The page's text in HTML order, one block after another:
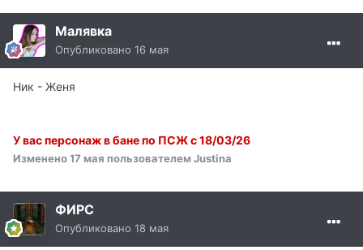
Малявка
Опубликовано 16 мая
Ник - Женя
У вас персонаж в бане по ПСЖ с 18/03/26
Изменено17 мая пользователем Justina
ФИРС
Опубликовано 18 мая